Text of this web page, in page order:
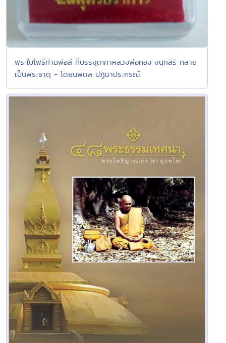
พระใบโพธิ์ท่านพ่อลี ที่บรรจุเกศาหลวงพ่อทอง จนฺทสิริ กลาย
เป็นพระธาตุ - โดยนพดล ปฏิมาประกรณ์